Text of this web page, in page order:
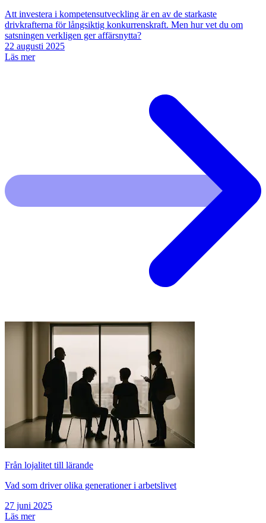
Att investera i kompetensutveckling är en av de starkaste
drivkrafterna för långsiktig konkurrenskraft. Men hur vet du om
satsningen verkligen ger affärsnytta?
22 augusti 2025
Läs mer
Från lojalitet till lärande
Vad som driver olika generationer i arbetslivet
27 juni 2025
Läs mer